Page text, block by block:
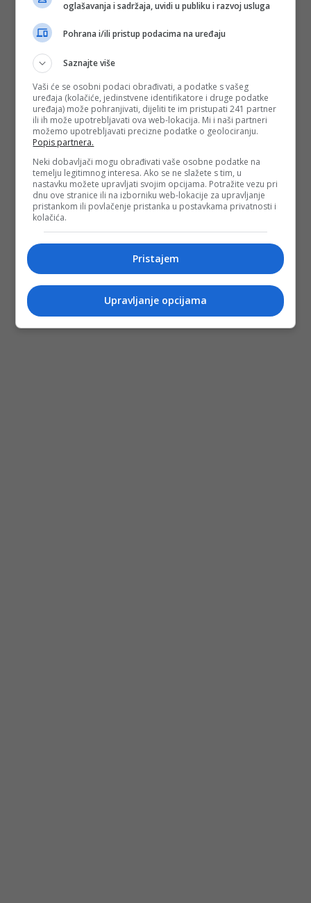
oglašavanja i sadržaja, uvidi u publiku i razvoj usluga
Pohrana i/ili pristup podacima na uređaju
Saznajte više
Vaši će se osobni podaci obrađivati, a podatke s vašeg
uređaja (kolačiće, jedinstvene identifikatore i druge podatke
uređaja) može pohranjivati, dijeliti te im pristupati 241 partner
ili ih može upotrebljavati ova web-lokacija. Mi i naši partneri
možemo upotrebljavati precizne podatke o geolociranju.
Popis partnera.
Neki dobavljači mogu obrađivati vaše osobne podatke na
temelju legitimnog interesa. Ako se ne slažete s tim, u
nastavku možete upravljati svojim opcijama. Potražite vezu pri
dnu ove stranice ili na izborniku web-lokacije za upravljanje
pristankom ili povlačenje pristanka u postavkama privatnosti i
kolačića.
Pristajem
Upravljanje opcijama